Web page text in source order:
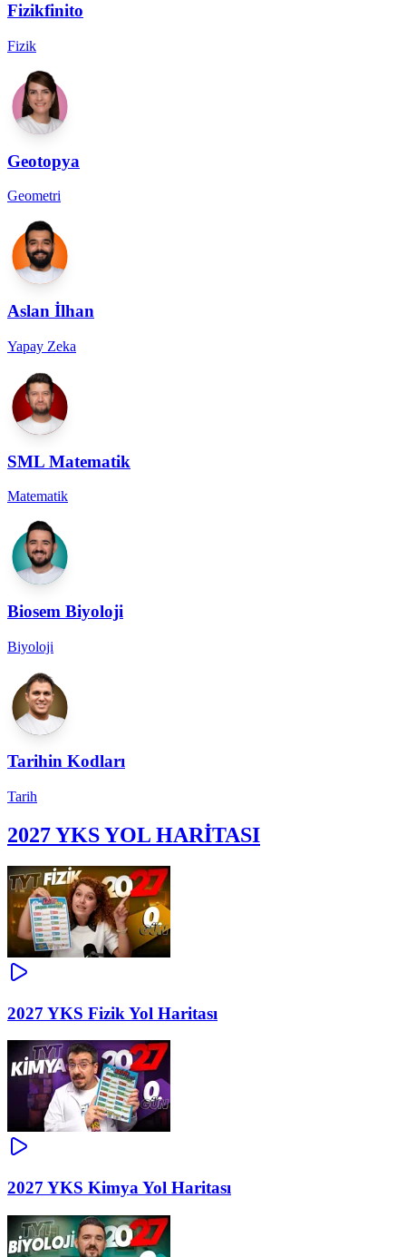
Fizikfinito
Fizik
Geotopya
Geometri
Aslan İlhan
Yapay Zeka
SML Matematik
Matematik
Biosem Biyoloji
Biyoloji
Tarihin Kodları
Tarih
2027 YKS YOL HARİTASI
2027 YKS Fizik Yol Haritası
2027 YKS Kimya Yol Haritası